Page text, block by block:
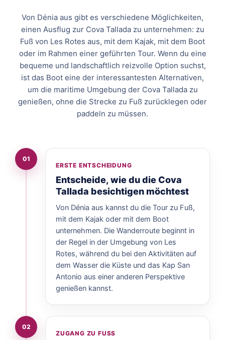
Von Dénia aus gibt es verschiedene Möglichkeiten,
einen Ausflug zur Cova Tallada zu unternehmen: zu
Fuß von Les Rotes aus, mit dem Kajak, mit dem Boot
oder im Rahmen einer geführten Tour. Wenn du eine
bequeme und landschaftlich reizvolle Option suchst,
ist das Boot eine der interessantesten Alternativen,
um die maritime Umgebung der Cova Tallada zu
genießen, ohne die Strecke zu Fuß zurücklegen oder
paddeln zu müssen.
01
ERSTE ENTSCHEIDUNG
Entscheide, wie du die Cova
Tallada besichtigen möchtest
Von Dénia aus kannst du die Tour zu Fuß,
mit dem Kajak oder mit dem Boot
unternehmen. Die Wanderroute beginnt in
der Regel in der Umgebung von Les
Rotes, während du bei den Aktivitäten auf
dem Wasser die Küste und das Kap San
Antonio aus einer anderen Perspektive
genießen kannst.
02
ZUGANG ZU FUSS